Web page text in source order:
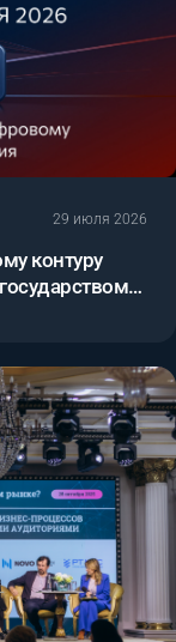
29 июля 2026
контуру